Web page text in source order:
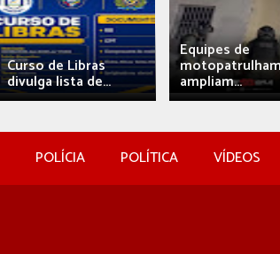
Curso de Libras
divulga lista de...
Equipes de
ampliam...
POLÍCIA POLÍTICA VÍDEOS